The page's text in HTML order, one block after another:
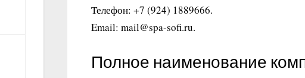
Телефон: +7 (924) 1889666.
Email: mail@spa-sofi.ru.
Полное наименование